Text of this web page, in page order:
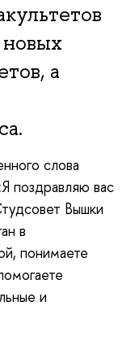
а
слова
поздравляю вас
Вышки
в
понимаете
и